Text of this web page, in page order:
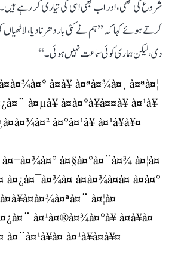
شروع کی تھی، اور اب بھی اسی کی تیاری کر رہے
کرتے ہوئے کہا کہ ’’ہم نے کئی بار دھرنا دیا،
دی، لیکن ہماری کوئی سماعت نہیں ہوئی۔‘‘
à¤à¥ à¤ªà¤¾à¤¸ à¤ªà¤¦
à¤µà¥ à¤­à¤°à¥à¤¤à¥ à¤¹à¥
à¤°à¤¹à¥ à¤¹à¥à¥¤
à¤¬à¤¾à¤° à¤§à¤°à¤¨à¤¾ à¤¦à¤
à¤à¤¾à¤à¤ à¤à¤°
à¤à¥à¤à¤¾à¤ªà¤¨ à¤¦à¤
à¤¹à¤®à¤¾à¤°à¥ à¤à¥à¤
à¤¹à¥à¤à¥¤